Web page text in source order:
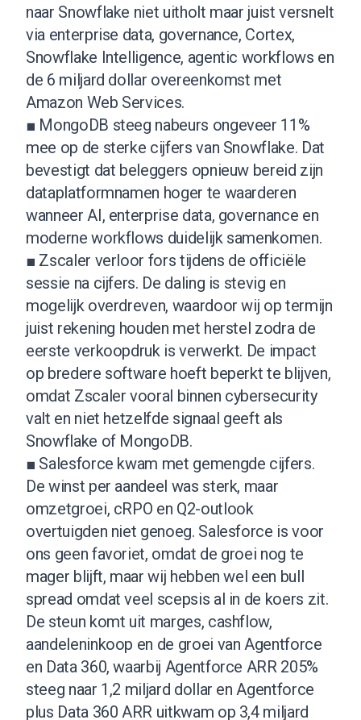
naar Snowflake niet uitholt maar juist versnelt
via enterprise data, governance, Cortex,
Snowflake Intelligence, agentic workflows en
de 6 miljard dollar overeenkomst met
Amazon Web Services.
■ MongoDB steeg nabeurs ongeveer 11%
mee op de sterke cijfers van Snowflake. Dat
bevestigt dat beleggers opnieuw bereid zijn
dataplatformnamen hoger te waarderen
wanneer AI, enterprise data, governance en
moderne workflows duidelijk samenkomen.
■ Zscaler verloor fors tijdens de officiële
sessie na cijfers. De daling is stevig en
mogelijk overdreven, waardoor wij op termijn
juist rekening houden met herstel zodra de
eerste verkoopdruk is verwerkt. De impact
op bredere software hoeft beperkt te blijven,
omdat Zscaler vooral binnen cybersecurity
valt en niet hetzelfde signaal geeft als
Snowflake of MongoDB.
■ Salesforce kwam met gemengde cijfers.
De winst per aandeel was sterk, maar
omzetgroei, cRPO en Q2-outlook
overtuigden niet genoeg. Salesforce is voor
ons geen favoriet, omdat de groei nog te
mager blijft, maar wij hebben wel een bull
spread omdat veel scepsis al in de koers zit.
De steun komt uit marges, cashflow,
aandeleninkoop en de groei van Agentforce
en Data 360, waarbij Agentforce ARR 205%
steeg naar 1,2 miljard dollar en Agentforce
plus Data 360 ARR uitkwam op 3,4 miljard